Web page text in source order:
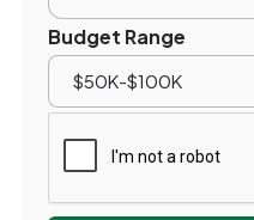
Budget Range